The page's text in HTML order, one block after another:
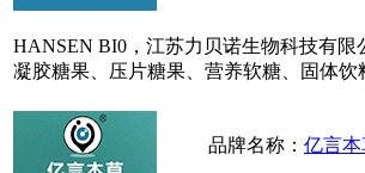
HANSEN BI0，江苏力贝诺生物科技有
凝胶糖果、压片糖果、营养软糖、固体
品牌名称： 亿言本